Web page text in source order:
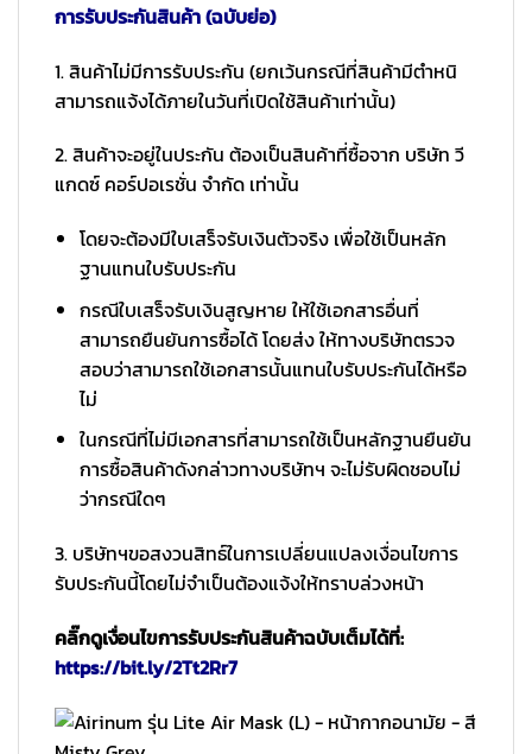
การรับประกันสินค้า (ฉบับย่อ)
1. สินค้าไม่มีการรับประกัน (ยกเว้นกรณีที่สินค้ามีตำหนิ
สามารถแจ้งได้ภายในวันที่เปิดใช้สินค้าเท่านั้น)
2. สินค้าจะอยู่ในประกัน ต้องเป็นสินค้าที่ซื้อจาก บริษัท วี
แกดซ์ คอร์ปอเรชั่น จำกัด เท่านั้น
โดยจะต้องมีใบเสร็จรับเงินตัวจริง เพื่อใช้เป็นหลัก
ฐานแทนใบรับประกัน
กรณีใบเสร็จรับเงินสูญหาย ให้ใช้เอกสารอื่นที่
สามารถยืนยันการซื้อได้ โดยส่ง ให้ทางบริษัทตรวจ
สอบว่าสามารถใช้เอกสารนั้นแทนใบรับประกันได้หรือ
ไม่
ในกรณีที่ไม่มีเอกสารที่สามารถใช้เป็นหลักฐานยืนยัน
การซื้อสินค้าดังกล่าวทางบริษัทฯ จะไม่รับผิดชอบไม่
ว่ากรณีใดๆ
3. บริษัทฯขอสงวนสิทธ์ในการเปลี่ยนแปลงเงื่อนไขการ
รับประกันนี้โดยไม่จำเป็นต้องแจ้งให้ทราบล่วงหน้า
คลิ๊กดูเงื่อนไขการรับประกันสินค้าฉบับเต็มได้ที่:
https://bit.ly/2Tt2Rr7